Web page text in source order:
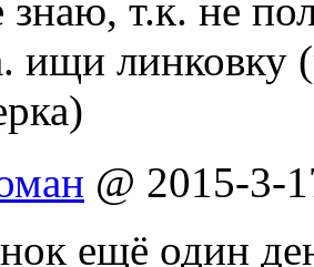
знаю, т.к. не
ищи линковку
@ 2015-3-
ещё один